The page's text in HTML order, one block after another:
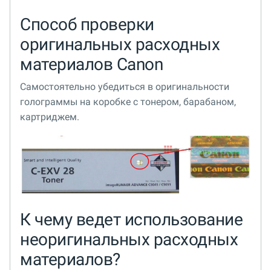
Способ проверки
оригинальных расходных
материалов Canon
Самостоятельно убедиться в оригинальности
голограммы на коробке с тонером, барабаном,
картриджем.
К чему ведет использование
неоригинальных расходных
материалов?